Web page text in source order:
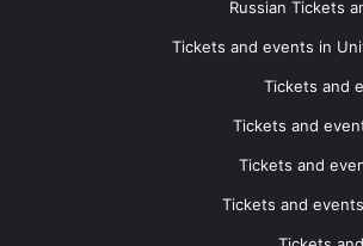
Russian Tickets
Tickets and events in
Tickets and
Tickets and
Tickets and
Tickets and